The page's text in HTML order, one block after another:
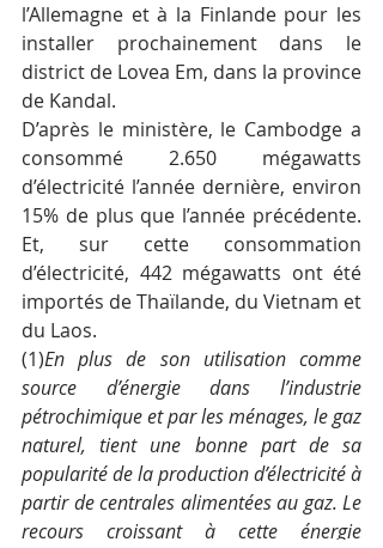
l’Allemagne et à la Finlande pour les
installer prochainement dans le
district de Lovea Em, dans la province
de Kandal.
D’après le ministère, le Cambodge a
consommé 2.650 mégawatts
d’électricité l’année dernière, environ
15% de plus que l’année précédente.
Et, sur cette consommation
d’électricité, 442 mégawatts ont été
importés de Thaïlande, du Vietnam et
du Laos.
(1)En plus de son utilisation comme
source d’énergie dans l’industrie
pétrochimique et par les ménages, le gaz
naturel, tient une bonne part de sa
popularité de la production d’électricité à
partir de centrales alimentées au gaz. Le
recours croissant à cette énergie